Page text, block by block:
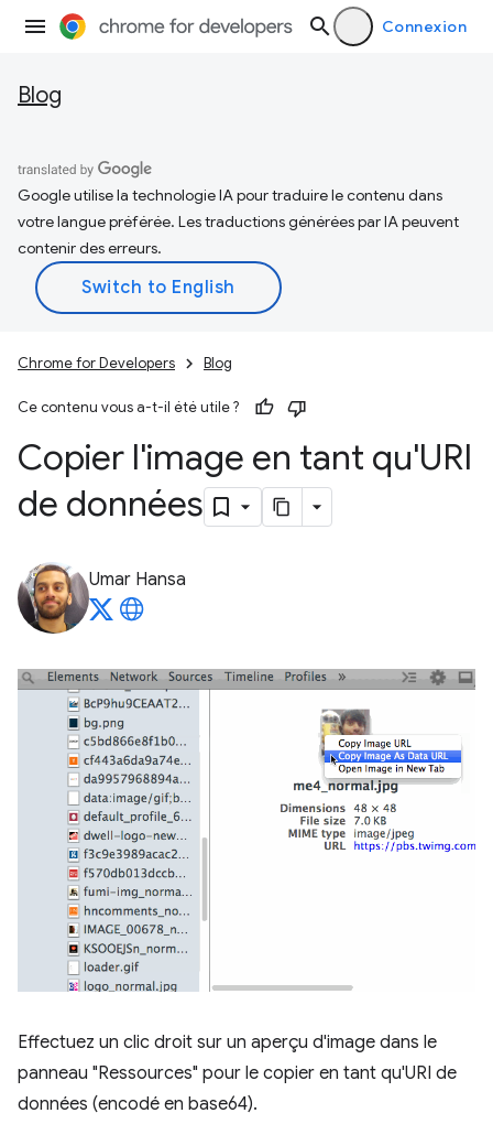
Connexion
Blog
Google utilise la technologie IA pour traduire le contenu dans
votre langue préférée. Les traductions générées par IA peuvent
contenir des erreurs.
Chrome for Developers Blog
Ce contenu vous a-t-il été utile ?
Copier l'image en tant qu'URI
de données
Umar Hansa
Effectuez un clic droit sur un aperçu d'image dans le
panneau "Ressources" pour le copier en tant qu'URI de
données (encodé en base64).